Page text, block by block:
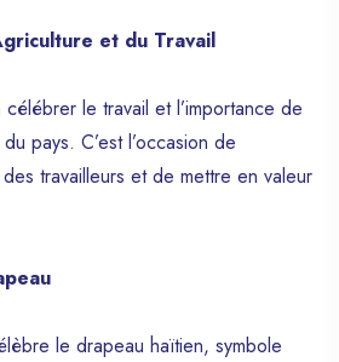
et du Travail
le travail et l’importance de
pays. C’est l’occasion de
travailleurs et de mettre en valeur
le drapeau haïtien, symbole